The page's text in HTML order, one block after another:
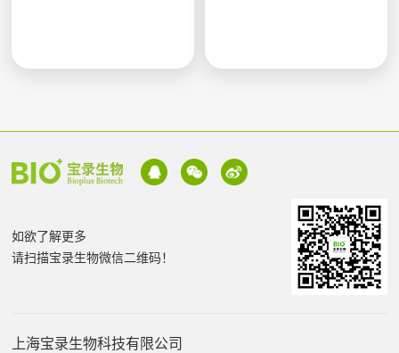
如欲了解更多
请扫描宝录生物微信二维码！
上海宝录生物科技有限公司